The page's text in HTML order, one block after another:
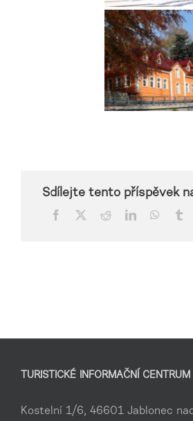
Sdílejte tento příspěvek
Facebook RedditLinkedIn
TURISTICKÉ INFORMAČNÍ CENTRUM
Kostelní 1/6, 46601 Jablonec